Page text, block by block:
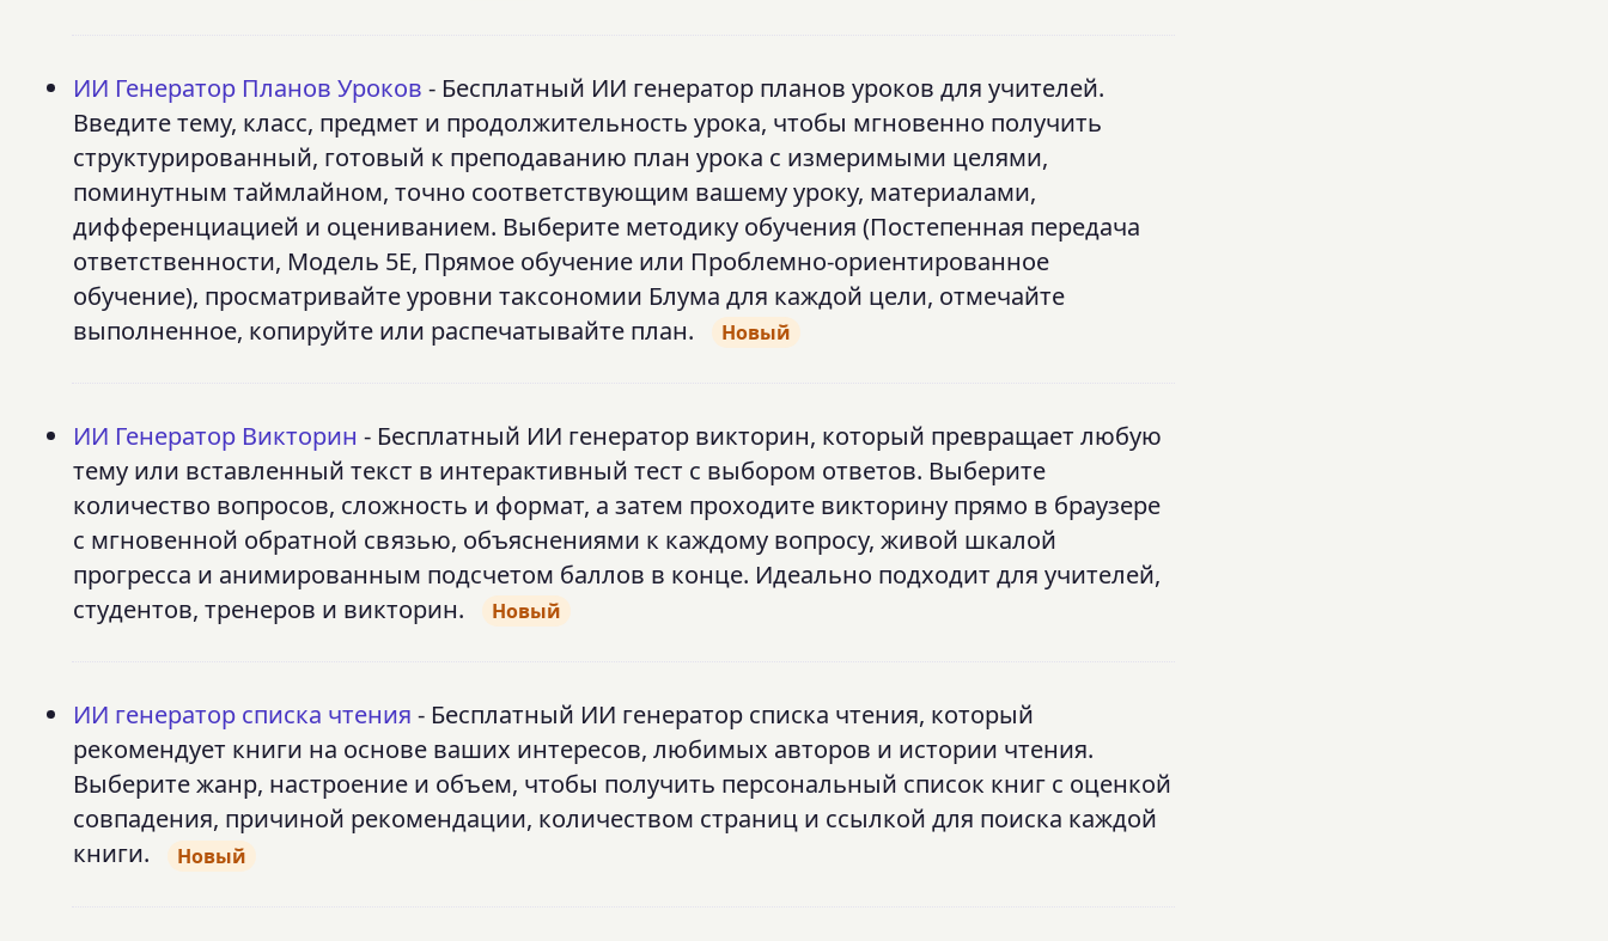
ИИ Генератор Планов Уроков - Бесплатный ИИ генератор планов уроков для учителей.
Введите тему, класс, предмет и продолжительность урока, чтобы мгновенно получить
структурированный, готовый к преподаванию план урока с измеримыми целями,
поминутным таймлайном, точно соответствующим вашему уроку, материалами,
дифференциацией и оцениванием. Выберите методику обучения (Постепенная передача
ответственности, Модель 5E, Прямое обучение или Проблемно-ориентированное
обучение), просматривайте уровни таксономии Блума для каждой цели, отмечайте
выполненное, копируйте или распечатывайте план.
Новый
ИИ Генератор Викторин - Бесплатный ИИ генератор викторин, который превращает любую
тему или вставленный текст в интерактивный тест с выбором ответов. Выберите
количество вопросов, сложность и формат, а затем проходите викторину прямо в браузере
с мгновенной обратной связью, объяснениями к каждому вопросу, живой шкалой
прогресса и анимированным подсчетом баллов в конце. Идеально подходит для учителей,
студентов, тренеров и викторин.
Новый
ИИ генератор списка чтения - Бесплатный ИИ генератор списка чтения, который
рекомендует книги на основе ваших интересов, любимых авторов и истории чтения.
Выберите жанр, настроение и объем, чтобы получить персональный список книг с оценкой
совпадения, причиной рекомендации, количеством страниц и ссылкой для поиска каждой
книги.
Новый